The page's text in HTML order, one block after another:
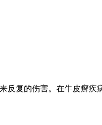
反复的伤害。在牛皮癣疾